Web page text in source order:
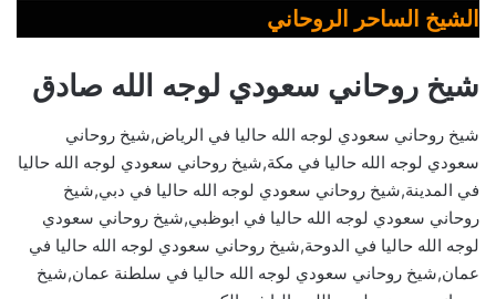
الشيخ الساحر الروحاني
شيخ روحاني سعودي لوجه الله صادق
شيخ روحاني سعودي لوجه الله حاليا في الرياض,شيخ روحاني
سعودي لوجه الله حاليا في مكة,شيخ روحاني سعودي لوجه الله حاليا
في المدينة,شيخ روحاني سعودي لوجه الله حاليا في دبي,شيخ
روحاني سعودي لوجه الله حاليا في ابوظبي,شيخ روحاني سعودي
لوجه الله حاليا في الدوحة,شيخ روحاني سعودي لوجه الله حاليا في
عمان,شيخ روحاني سعودي لوجه الله حاليا في سلطنة عمان,شيخ